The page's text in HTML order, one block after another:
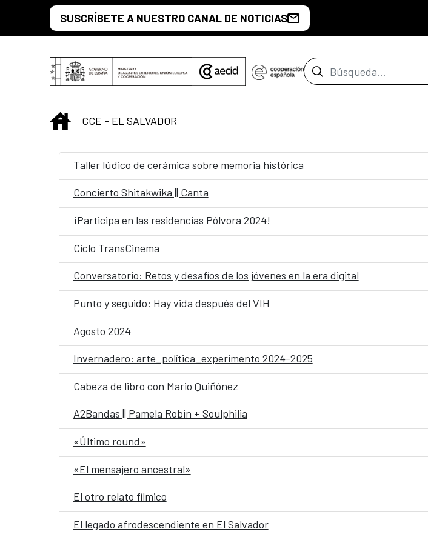
Saltar al contenido principal
SUSCRÍBETE A NUESTRO CANAL DE NOTICIAS
Barra de búsqueda
INICIO
CCE - EL SALVADOR
Taller lúdico de cerámica sobre memoria histórica
Concierto Shitakwika || Canta
¡Participa en las residencias Pólvora 2024!
Ciclo TransCinema
Conversatorio: Retos y desafíos de los jóvenes en la era digital
Punto y seguido: Hay vida después del VIH
Agosto 2024
Invernadero: arte_política_experimento 2024-2025
Cabeza de libro con Mario Quiñónez
A2Bandas || Pamela Robin + Soulphilia
«Último round»
«El mensajero ancestral»
El otro relato fílmico
El legado afrodescendiente en El Salvador